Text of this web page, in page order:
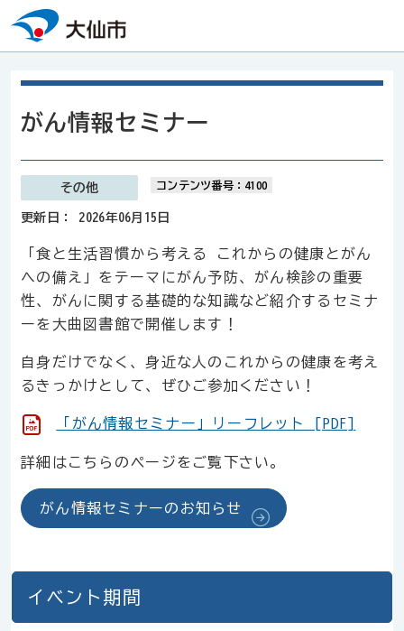
本文へスキップ
がん情報セミナー
その他 コンテンツ番号：4100
更新日： 2026年06月15日
「食と生活習慣から考える これからの健康とがん
への備え」をテーマにがん予防、がん検診の重要
性、がんに関する基礎的な知識など紹介するセミナ
ーを大曲図書館で開催します！
自身だけでなく、身近な人のこれからの健康を考え
るきっかけとして、ぜひご参加ください！
「がん情報セミナー」リーフレット [PDF]
詳細はこちらのページをご覧下さい。
がん情報セミナーのお知らせ
イベント期間